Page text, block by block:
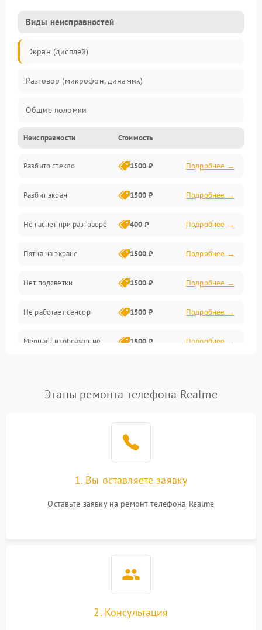
Виды неисправностей
Экран (дисплей)
Разговор (микрофон, динамик)
Общие поломки
Проблемы связи
Камеры
Проблемы с дисплеем и сенсором
Зарядка
Проблемы с питанием, зарядкой и аккумулятором
Проблемы с работой системы, корпусом и другие
Неисправности Стоимость
Разбито стекло 1500 ₽ Подробнее →
Разбит экран 1500 ₽ Подробнее →
Не гаснет при разговоре 400 ₽ Подробнее →
Пятна на экране 1500 ₽ Подробнее →
Нет подсветки 1500 ₽ Подробнее →
Не работает сенсор 1500 ₽ Подробнее →
Мерцает изображение 1500 ₽ Подробнее →
Не работает Face ID 4000 ₽ Подробнее →
Этапы ремонта телефона Realme
1. Вы оставляете заявку
Оставьте заявку на ремонт телефона Realme
2. Консультация